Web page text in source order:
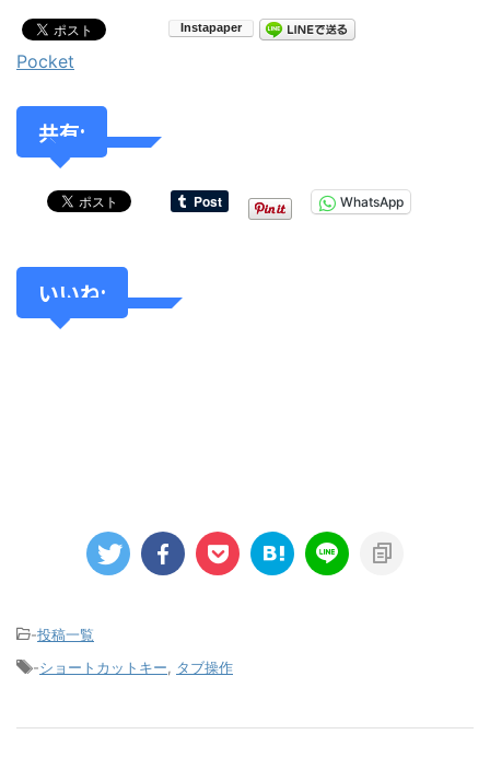
Pocket
共有:
WhatsApp
いいね:
-投稿一覧
-ショートカットキー タブ操作